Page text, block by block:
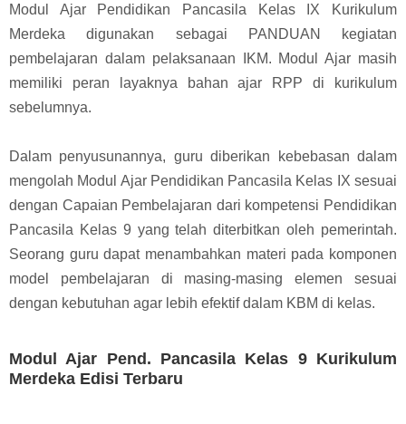
Modul Ajar Pendidikan Pancasila Kelas IX Kurikulum
Merdeka digunakan sebagai PANDUAN kegiatan
pembelajaran dalam pelaksanaan IKM. Modul Ajar masih
memiliki peran layaknya bahan ajar RPP di kurikulum
sebelumnya.
Dalam penyusunannya, guru diberikan kebebasan dalam
mengolah Modul Ajar Pendidikan Pancasila Kelas IX sesuai
dengan Capaian Pembelajaran dari kompetensi Pendidikan
Pancasila Kelas 9 yang telah diterbitkan oleh pemerintah.
Seorang guru dapat menambahkan materi pada komponen
model pembelajaran di masing-masing elemen sesuai
dengan kebutuhan agar lebih efektif dalam KBM di kelas.
Modul Ajar Pend. Pancasila Kelas 9 Kurikulum
Merdeka Edisi Terbaru